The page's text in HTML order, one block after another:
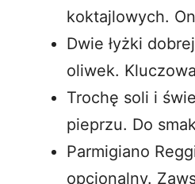
koktajlowych.
Dwie łyżki
oliwek.
Trochę soli i
pieprzu. Do
Parmigiano
opcjonalny.